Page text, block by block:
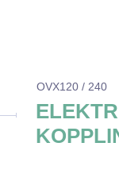
OVX120 / 240